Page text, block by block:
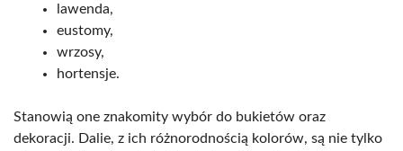
lawenda,
eustomy,
wrzosy,
hortensje.
Stanowią one znakomity wybór do bukietów oraz
dekoracji. Dalie, z ich różnorodnością kolorów, są nie tylko